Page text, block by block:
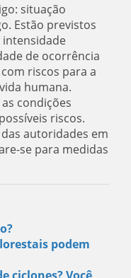
situação
Estão previstos
de ocorrência
riscos para a
humana.
condições
riscos.
autoridades em
se para medidas
podem